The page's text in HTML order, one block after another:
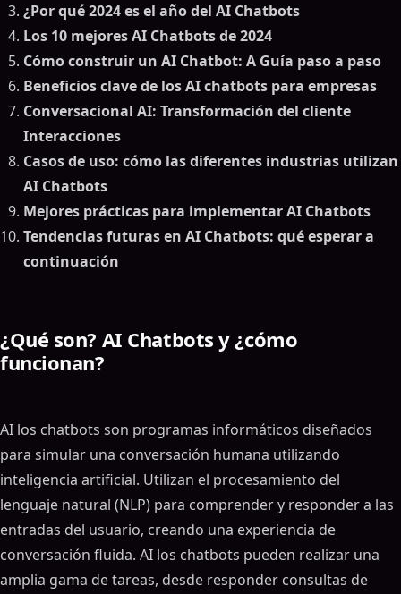
¿Por qué 2024 es el año del AI Chatbots
Los 10 mejores AI Chatbots de 2024
Cómo construir un AI Chatbot: A Guía paso a paso
Beneficios clave de los AI chatbots para empresas
Conversacional AI: Transformación del cliente
Interacciones
Casos de uso: cómo las diferentes industrias utilizan
AI Chatbots
Mejores prácticas para implementar AI Chatbots
Tendencias futuras en AI Chatbots: qué esperar a
continuación
¿Qué son? AI Chatbots y ¿cómo
funcionan?
AI los chatbots son programas informáticos diseñados
para simular una conversación humana utilizando
inteligencia artificial. Utilizan el procesamiento del
lenguaje natural (NLP) para comprender y responder a las
entradas del usuario, creando una experiencia de
conversación fluida. AI los chatbots pueden realizar una
amplia gama de tareas, desde responder consultas de